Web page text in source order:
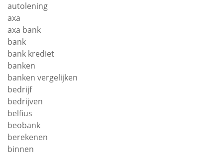
autolening
axa
axa bank
bank
bank krediet
banken
banken vergelijken
bedrijf
bedrijven
belfius
beobank
berekenen
binnen